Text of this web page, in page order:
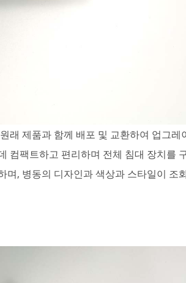
래 제품과 함께 배포 및 교환하여 업그레
컴팩트하고 편리하며 전체 침대 장치를
며, 병동의 디자인과 색상과 스타일이 조